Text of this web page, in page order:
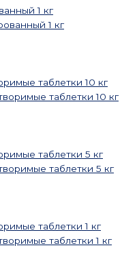
1 кг
таблетки 10 кг
таблетки 5 кг
таблетки 1 кг